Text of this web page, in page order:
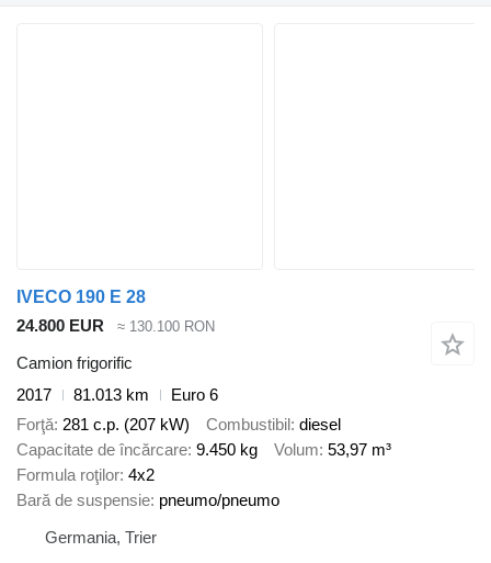
IVECO 190 E 28
24.800 EUR
≈ 130.100 RON
Camion frigorific
2017
81.013 km
Euro 6
Forţă 281 c.p. (207 kW) Combustibil diesel
Capacitate de încărcare 9.450 kg Volum 53,97 m³
Formula roţilor 4x2
Bară de suspensie pneumo/pneumo
Germania, Trier